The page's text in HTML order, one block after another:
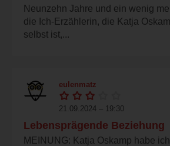
Neunzehn Jahre und ein wenig
die Ich-Erzählerin, die Katja
selbst ist,...
eulenmatz
21.09.2024 – 19:30
Lebensprägende Beziehung
MEINUNG: Katja Oskamp habe